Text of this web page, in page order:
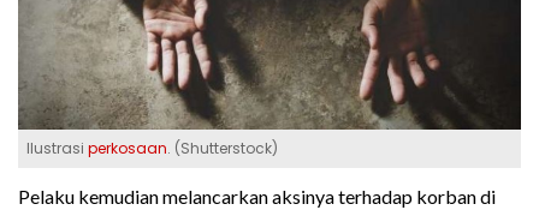
Ilustrasi perkosaan. (Shutterstock)
Pelaku kemudian melancarkan aksinya terhadap korban di